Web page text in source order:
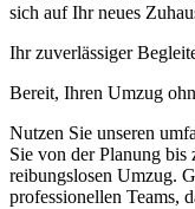
sich auf Ihr neues
Ihr zuverlässiger
Bereit, Ihren Umzug
Nutzen Sie unseren
Sie von der Planung
reibungslosen Umzug.
professionellen Teams,